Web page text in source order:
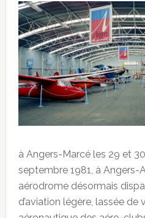
à Angers-Marcé les 29 et
septembre 1981, à Angers-
aérodrome désormais
d’aviation légère, lassée de